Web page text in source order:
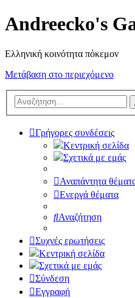
Andreecko's
Ελληνική κοινότητα πόκεμον
Μετάβαση στο περιεχόμενο
Γρήγορες συνδέσεις
Κεντρική σελίδα
Σχετικά με εμάς
Αναπάντητα
Ενεργά θέματα
Αναζήτηση
Συχνές ερωτήσεις
Κεντρική σελίδα
Σχετικά με εμάς
Σύνδεση
Εγγραφή